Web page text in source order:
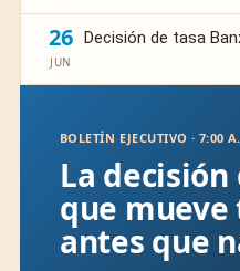
26
JUN
Decisión de tasa
BOLETÍN EJECUTIVO · 7:00
La
que mueve
antes que